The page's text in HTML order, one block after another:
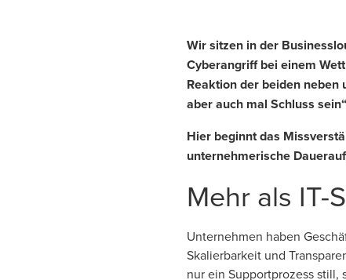
Wir sitzen in der
Cyberangriff bei einem
Reaktion der beiden neben
aber auch mal Schluss
Hier beginnt das
unternehmerische
Mehr als IT-
Unternehmen haben
Skalierbarkeit und
nur ein Supportprozess